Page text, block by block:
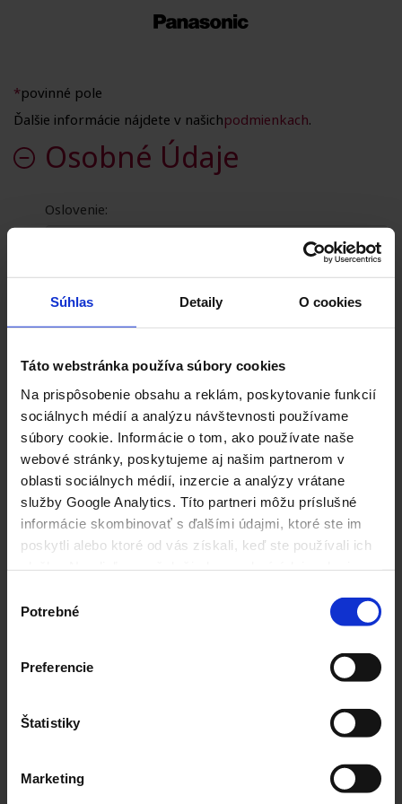
Súhlas Detaily O cookies
Táto webstránka používa súbory cookies
Na prispôsobenie obsahu a reklám, poskytovanie funkcií
sociálnych médií a analýzu návštevnosti používame
súbory cookie. Informácie o tom, ako používate naše
webové stránky, poskytujeme aj našim partnerom v
oblasti sociálnych médií, inzercie a analýzy vrátane
služby Google Analytics. Títo partneri môžu príslušné
informácie skombinovať s ďalšími údajmi, ktoré ste im
poskytli alebo ktoré od vás získali, keď ste používali ich
súhlasu
Potrebné
Preferencie
Štatistiky
Marketing
*povinné pole
Ďalšie informácie nájdete v našichpodmienkach.
Osobné Údaje
Oslovenie:
Priezvisko:*
Krajina: *
Slovensko
Číslo mobilného telefónu:
Podrobnosti O Produkte